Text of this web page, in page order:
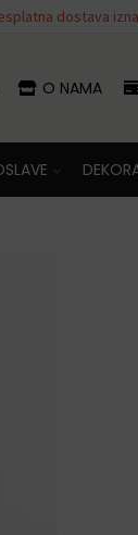
dostava
O NAMA